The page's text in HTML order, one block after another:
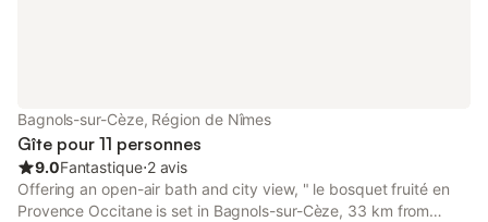
Bagnols-sur-Cèze, Région de Nîmes
Gîte pour 11 personnes
9.0Fantastique⋅2 avis
Offering an open-air bath and city view, " le bosquet fruité en
Provence Occitane is set in Bagnols-sur-Cèze, 33 km from